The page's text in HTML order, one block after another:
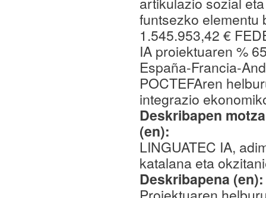
funtsezko elementu
1.545.953,42 €
IA proiektuaren %
España-Francia-
POCTEFAren
integrazio
Deskribapen
(en):
LINGUATEC IA,
katalana eta
Deskribapena